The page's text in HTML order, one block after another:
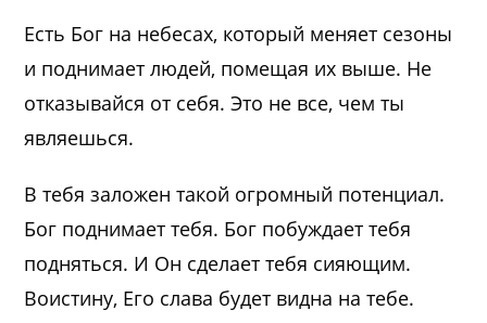
Есть Бог на небесах, который меняет сезоны
и поднимает людей, помещая их выше. Не
отказывайся от себя. Это не все, чем ты
являешься.
В тебя заложен такой огромный потенциал.
Бог поднимает тебя. Бог побуждает тебя
подняться. И Он сделает тебя сияющим.
Воистину, Его слава будет видна на тебе.